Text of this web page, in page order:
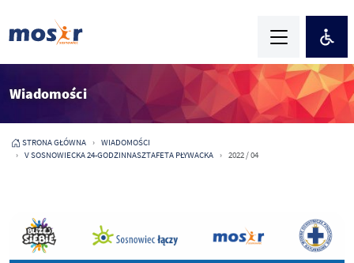
Wiadomości
STRONA GŁÓWNA
WIADOMOŚCI
V SOSNOWIECKA 24-GODZINNASZTAFETA PŁYWACKA
2022 / 04